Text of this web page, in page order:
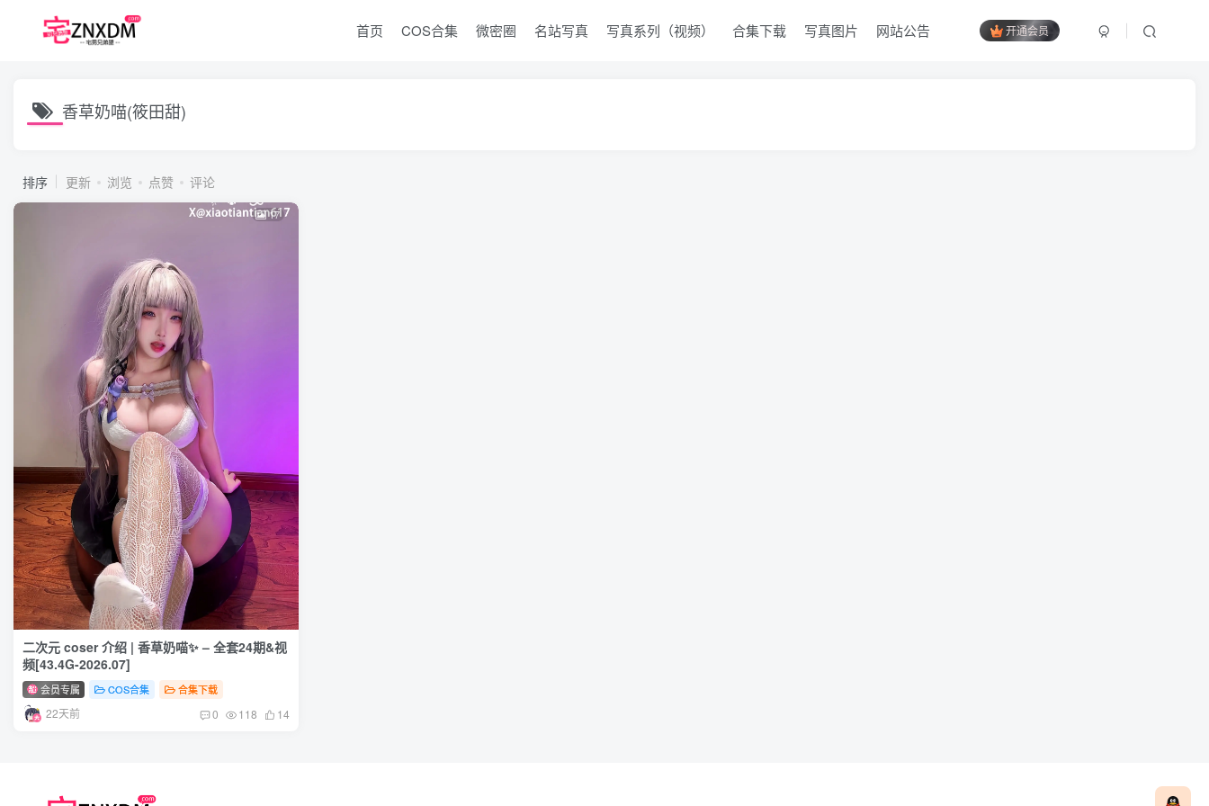
开通会员
首页 COS合集 微密圈 名站写真 写真系列（视频） 合集下载 写真图片 网站公告
香草奶喵(筱田甜)
排序 更新 浏览 点赞 评论
17
二次元 coser 介绍 | 香草奶喵✨ – 全套24期&视
频[43.4G-2026.07]
会员专属 COS合集 合集下载
22天前 0 118 14